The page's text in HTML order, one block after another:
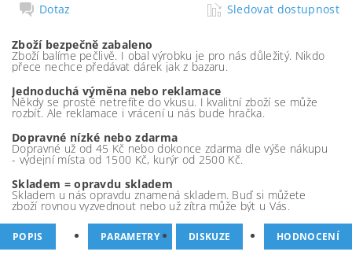
Dotaz Sledovat dostupnost
Zboží bezpečně zabaleno
Zboží balíme pečlivě. I obal výrobku je pro nás důležitý. Nikdo
přece nechce předávat dárek jak z bazaru.
Jednoduchá výměna nebo reklamace
Někdy se prostě netrefíte do vkusu. I kvalitní zboží se může
rozbít. Ale reklamace i vrácení u nás bude hračka.
Dopravné nízké nebo zdarma
Dopravné už od 45 Kč nebo dokonce zdarma dle výše nákupu
- výdejní místa od 1500 Kč, kurýr od 2500 Kč.
Skladem = opravdu skladem
Skladem u nás opravdu znamená skladem. Buď si můžete
zboží rovnou vyzvednout nebo už zítra může být u Vás.
POPIS PARAMETRY DISKUZE HODNOCENÍ